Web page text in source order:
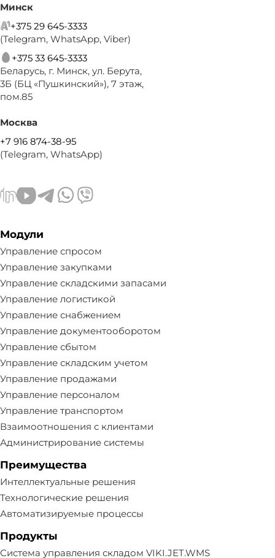
Минск
+375 29 645-3333
(Telegram, WhatsApp, Viber)
+375 33 645-3333
Беларусь, г. Минск, ул. Берута,
3Б (БЦ «Пушкинский»), 7 этаж,
пом.85
Москва
+7 916 874-38-95
(Telegram, WhatsApp)
Модули
Управление спросом
Управление закупками
Управление складскими запасами
Управление логистикой
Управление снабжением
Управление документооборотом
Управление сбытом
Управление складским учетом
Управление продажами
Управление персоналом
Управление транспортом
Взаимоотношения с клиентами
Администрирование системы
Преимущества
Интеллектуальные решения
Технологические решения
Автоматизируемые процессы
Продукты
Система управления складом VIKI.JET.WMS